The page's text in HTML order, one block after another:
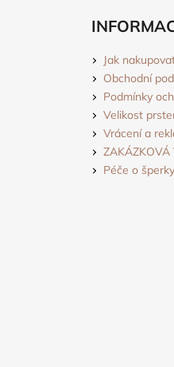
Jak
Obchodní
Podmínky
Velikost
Vrácení a
ZAKÁZKOVÁ
Péče o šperky